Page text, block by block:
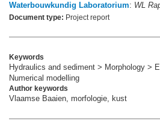
Waterbouwkundig Laboratorium: WL
Document type: Project report
Keywords
Hydraulics and sediment > Morphology >
Numerical modelling
Author keywords
Vlaamse Baaien, morfologie, kust